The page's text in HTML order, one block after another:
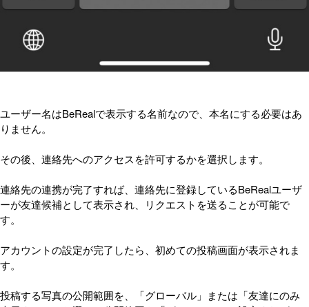
ユーザー名はBeRealで表示する名前なので、本名にする必要はあ
りません。
その後、連絡先へのアクセスを許可するかを選択します。
連絡先の連携が完了すれば、連絡先に登録しているBeRealユーザ
ーが友達候補として表示され、リクエストを送ることが可能で
す。
アカウントの設定が完了したら、初めての投稿画面が表示されま
す。
投稿する写真の公開範囲を、「グローバル」または「友達にのみ